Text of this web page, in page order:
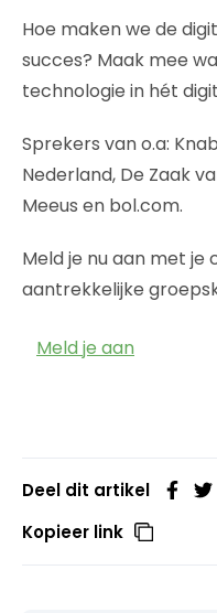
Hoe maken we de
succes? Maak mee
technologie in hét
Sprekers van o.a:
Nederland, De Zaak
Meeus en bol.com.
Meld je nu aan met je
aantrekkelijke
Meld je aan
Deel dit artikel
Kopieer link